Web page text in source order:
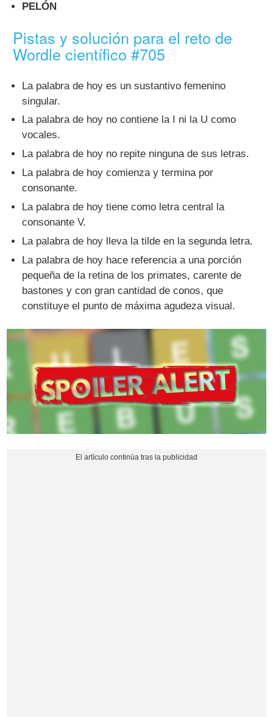
PELÓN
Pistas y solución para el reto de
Wordle científico #705
La palabra de hoy es un sustantivo femenino
singular.
La palabra de hoy no contiene la I ni la U como
vocales.
La palabra de hoy no repite ninguna de sus letras.
La palabra de hoy comienza y termina por
consonante.
La palabra de hoy tiene como letra central la
consonante V.
La palabra de hoy lleva la tilde en la segunda letra.
La palabra de hoy hace referencia a una porción
pequeña de la retina de los primates, carente de
bastones y con gran cantidad de conos, que
constituye el punto de máxima agudeza visual.